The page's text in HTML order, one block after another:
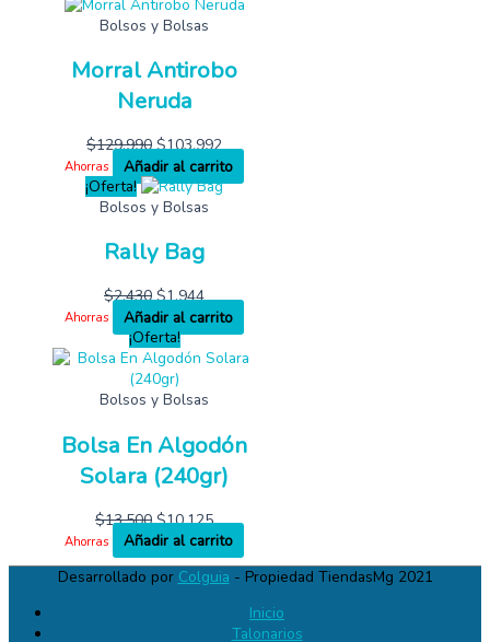
Bolsos y Bolsas
Morral Antirobo
Neruda
$129,990 $103,992
Ahorras
Añadir al carrito
¡Oferta!
Bolsos y Bolsas
Rally Bag
$2,430 $1,944
Ahorras
Añadir al carrito
¡Oferta!
Bolsos y Bolsas
Bolsa En Algodón
Solara (240gr)
$13,500 $10,125
Ahorras
Añadir al carrito
Desarrollado por Colguia - Propiedad TiendasMg 2021
Inicio
Talonarios